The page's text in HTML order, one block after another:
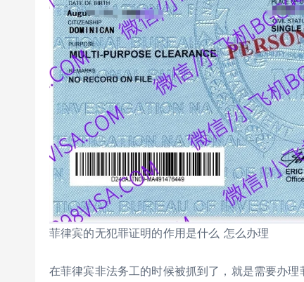
菲律宾的无犯罪证明的作用是什么 怎么办理
在菲律宾非法务工的时候被抓到了，就是需要办